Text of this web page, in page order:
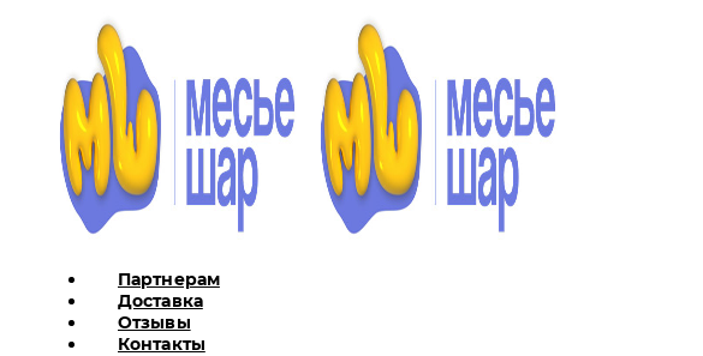
Партнерам
Доставка
Отзывы
Контакты